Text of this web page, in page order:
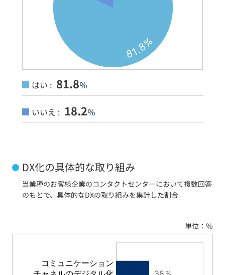
はい : 81.8％
いいえ : 18.2％
DX化の具体的な取り組み
当業種のお客様企業のコンタクトセンターにおいて複数回答
のもとで、具体的なDXの取り組みを集計した割合
単位：％